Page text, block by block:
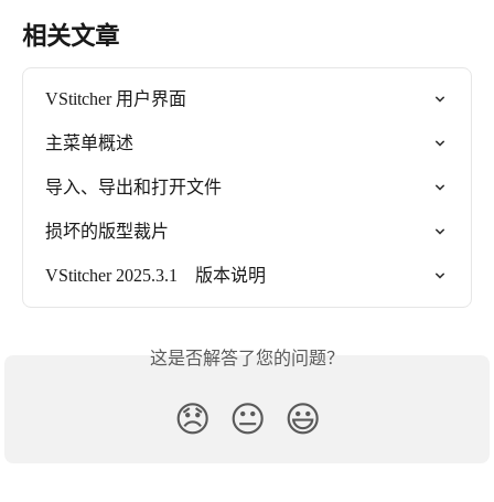
相关文章
VStitcher 用户界面
主菜单概述
导入、导出和打开文件
损坏的版型裁片
VStitcher 2025.3.1    版本说明
这是否解答了您的问题？
😞 😐 😃